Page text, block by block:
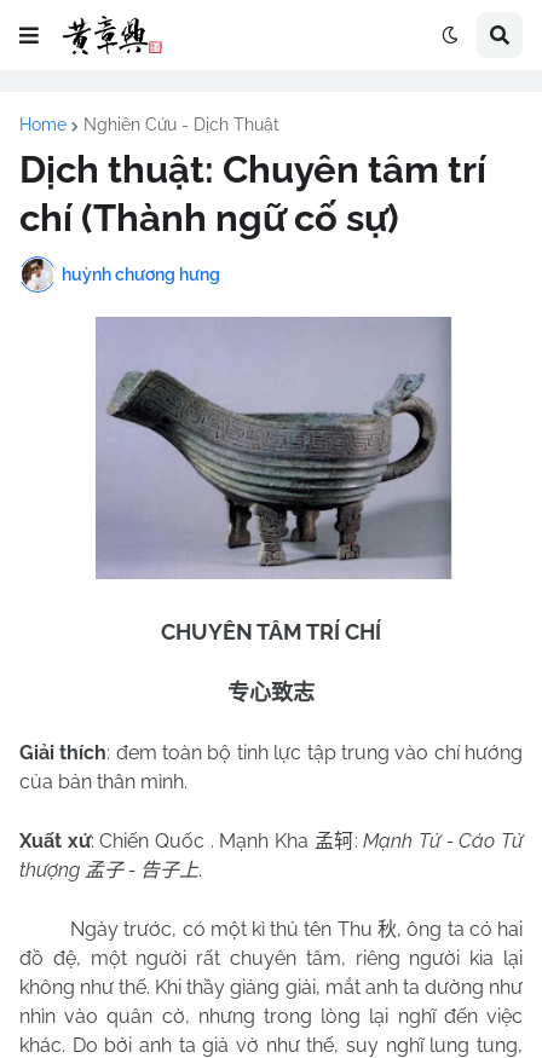
Home Nghiên Cứu - Dịch Thuật
Dịch thuật: Chuyên tâm trí
chí (Thành ngữ cố sự)
huỳnh chương hưng
CHUYÊN TÂM TRÍ CHÍ
专心致志
Giải thích: đem toàn bộ tinh lực tập trung vào chí hướng
của bản thân mình.
Xuất xứ: Chiến Quốc . Mạnh Kha 孟轲 :Mạnh Tử - Cáo Tử
thượng 孟子- 告子上.
Ngày trước, có một kì thủ tên Thu 秋, ông ta có hai
đồ đệ, một người rất chuyên tâm, riêng người kia lại
không như thế. Khi thầy giảng giải, mắt anh ta dường như
nhìn vào quân cờ, nhưng trong lòng lại nghĩ đến việc
khác. Do bởi anh ta giả vờ như thế, suy nghĩ lung tung,